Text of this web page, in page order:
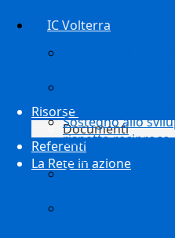
Risorse
Documenti
Referenti
La Rete in azione
IC Volterra
Sostegno allo
rispetto reciproco
terze
Con lo sport